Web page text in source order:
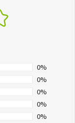
0%
0%
0%
0%
0%